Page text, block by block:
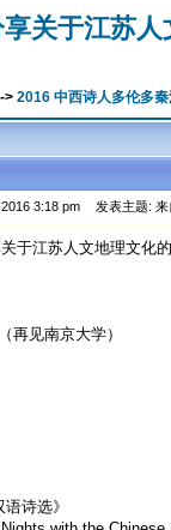
关于江苏
-> 2016 中西诗人多伦多
3:18 pm 发表主题: 来
于江苏人文地理文化
再见南京大学）
诗选》